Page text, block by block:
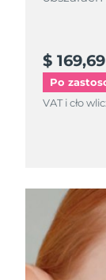
$ 169,69
Po
VAT i cło
Singapur
Republika
Korea